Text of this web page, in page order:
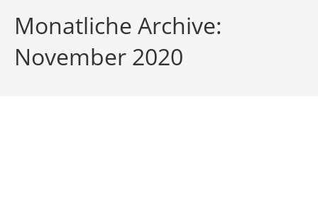
Monatliche Archive:
November 2020